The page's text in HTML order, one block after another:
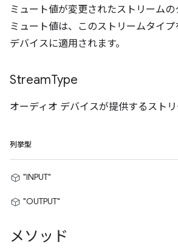
ミュート値が変更されたストリーム
ミュート値は、このストリームタイ
デバイスに適用されます。
StreamType
オーディオ デバイスが提供するストリ
列挙型
"INPUT"
"OUTPUT"
メソッド